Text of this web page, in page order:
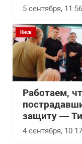
5 сентября, 11:56
Киев
Работаем,
защиту —
4 сентября, 10:17